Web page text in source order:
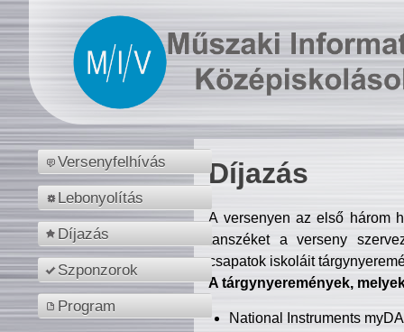
Versenyfelhívás
Lebonyolítás
Díjazás
Szponzorok
Program
Díjazás
A versenyen az első három
tanszéket a verseny
csapatok iskoláit
A tárgynyeremények,
National Instruments